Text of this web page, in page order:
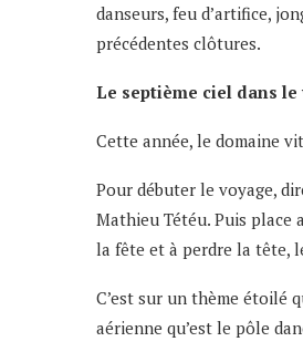
danseurs, feu d’artifice,
précédentes clôtures.
Le septième ciel dans le
Cette année, le domaine
Pour débuter le voyage,
Mathieu Tétéu. Puis place
la fête et à perdre la tête,
C’est sur un thème étoilé
aérienne qu’est le pôle